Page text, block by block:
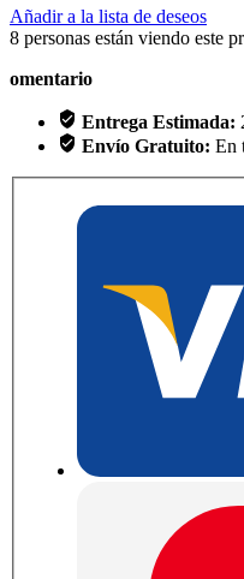
Añadir a la lista de deseos
8 personas están viendo este
omentario
Entrega Estimada:
Envío Gratuito: En